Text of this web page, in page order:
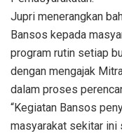
Jupri menerangkan
Bansos kepada
program rutin setiap
dengan mengajak
dalam proses
“Kegiatan Bansos
masyarakat sekitar ini